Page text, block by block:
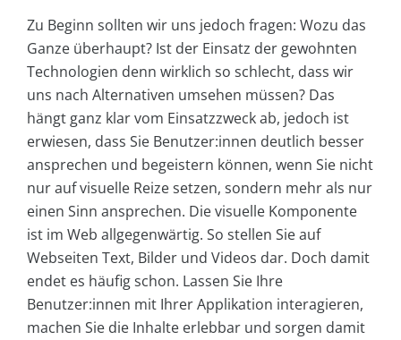
Zu Beginn sollten wir uns jedoch fragen: Wozu das
Ganze überhaupt? Ist der Einsatz der gewohnten
Technologien denn wirklich so schlecht, dass wir
uns nach Alternativen umsehen müssen? Das
hängt ganz klar vom Einsatzzweck ab, jedoch ist
erwiesen, dass Sie Benutzer:innen deutlich besser
ansprechen und begeistern können, wenn Sie nicht
nur auf visuelle Reize setzen, sondern mehr als nur
einen Sinn ansprechen. Die visuelle Komponente
ist im Web allgegenwärtig. So stellen Sie auf
Webseiten Text, Bilder und Videos dar. Doch damit
endet es häufig schon. Lassen Sie Ihre
Benutzer:innen mit Ihrer Applikation interagieren,
machen Sie die Inhalte erlebbar und sorgen damit